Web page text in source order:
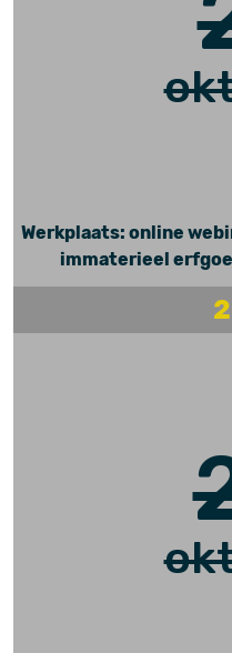
Werkplaats: online
immaterieel